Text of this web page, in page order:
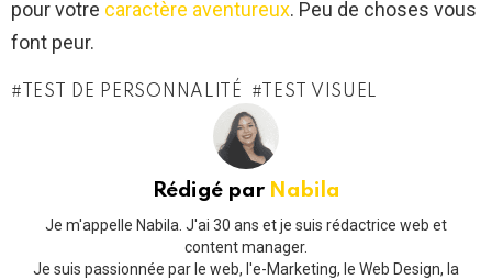
pour votre caractère aventureux. Peu de choses vous
font peur.
TEST DE PERSONNALITÉ TEST VISUEL
Rédigé par Nabila
Je m'appelle Nabila. J'ai 30 ans et je suis rédactrice web et
content manager.
Je suis passionnée par le web, l'e-Marketing, le Web Design, la